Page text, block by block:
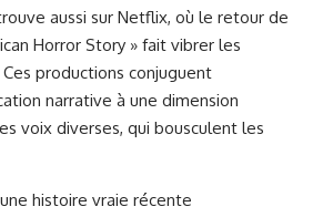
aussi sur Netflix, où le retour de
Horror Story » fait vibrer les
productions conjuguent
narrative à une dimension
voix diverses, qui bousculent les
histoire vraie récente